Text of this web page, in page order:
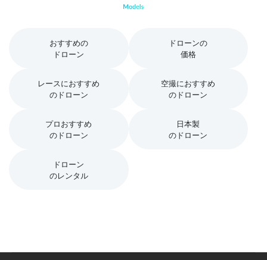
おすすめの
ドローン
ドローンの
価格
レースにおすすめ
のドローン
空撮におすすめ
のドローン
プロおすすめ
のドローン
日本製
のドローン
ドローン
のレンタル